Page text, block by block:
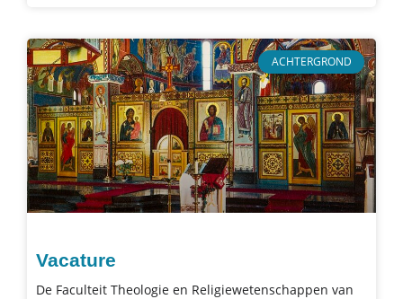
ACHTERGROND
Vacature
De Faculteit Theologie en Religiewetenschappen van